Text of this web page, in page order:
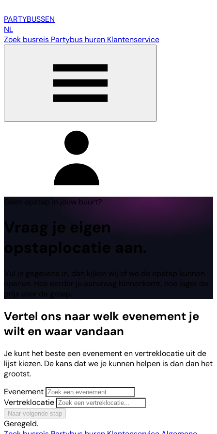
PARTYBUSSEN
NL
Zoek busreis Partybus huren Klantenservice
Geen opstap in jouw buurt?
Vraag je eigen
opstaplocatie aan.
Vul je gegevens in, dan kijken wij of we de opstap kunnen
openen. Hoe eerder je aanvraag binnenkomt, hoe lager de
prijs voor de groep.
Vertel ons naar welk evenement je
wilt en waar vandaan
Je kunt het beste een evenement en vertreklocatie uit de
lijst kiezen. De kans dat we je kunnen helpen is dan dan het
grootst.
Evenement
Vertreklocatie
Naar volgende stap
Geregeld.